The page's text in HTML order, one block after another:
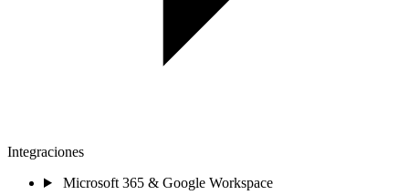
Integraciones
Microsoft 365 & Google Workspace